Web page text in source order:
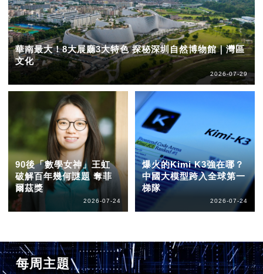
華南最大！8大展廳3大特色 探秘深圳自然博物館｜灣區
文化
2026-07-29
90後「數學女神」王虹
破解百年幾何謎題 奪菲
爾茲獎
2026-07-24
爆火的Kimi K3強在哪？
中國大模型跨入全球第一
梯隊
2026-07-24
每周主題